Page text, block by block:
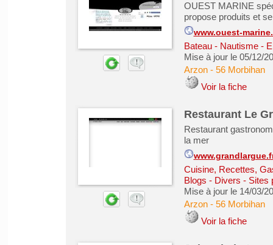
OUEST MARINE
propose produits et
www.ouest-
Bateau - Nautisme -
Mise à jour le 05/12/
Arzon- 56 Morbihan
Voir la fiche
Restaurant Le
Restaurant
la mer
Cuisine, Recettes,
Blogs - Divers - Sites
Mise à jour le 14/03/
Arzon- 56 Morbihan
Voir la fiche